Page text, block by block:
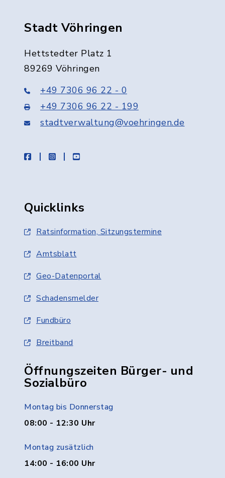
Stadt Vöhringen
Hettstedter Platz 1
89269 Vöhringen
+49 7306 96 22 - 0
+49 7306 96 22 - 199
stadtverwaltung@voehringen.de
facebookinstagramyoutube
Quicklinks
Ratsinformation, Sitzungstermine
Amtsblatt
Geo-Datenportal
Schadensmelder
Fundbüro
Breitband
Öffnungszeiten Bürger- und
Sozialbüro
Montag bis Donnerstag
08:00 - 12:30 Uhr
Montag zusätzlich
14:00 - 16:00 Uhr